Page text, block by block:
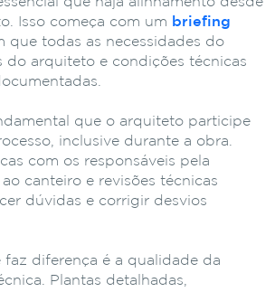
Isso começa com um briefing
que todas as necessidades do
do arquiteto e condições técnicas
que o arquiteto participe
inclusive durante a obra.
com os responsáveis pela
canteiro e revisões técnicas
dúvidas e corrigir desvios
diferença é a qualidade da
Plantas detalhadas,